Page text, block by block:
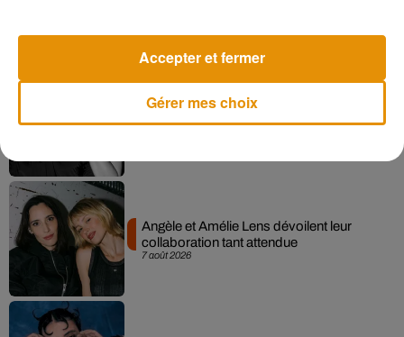
Musique
Madonna sort enfin le remix de « Love
Sensation » avec Kylie Minogue
7 août 2026
Angèle et Amélie Lens dévoilent leur
collaboration tant attendue
Gérer mes choix
Accepter et fermer